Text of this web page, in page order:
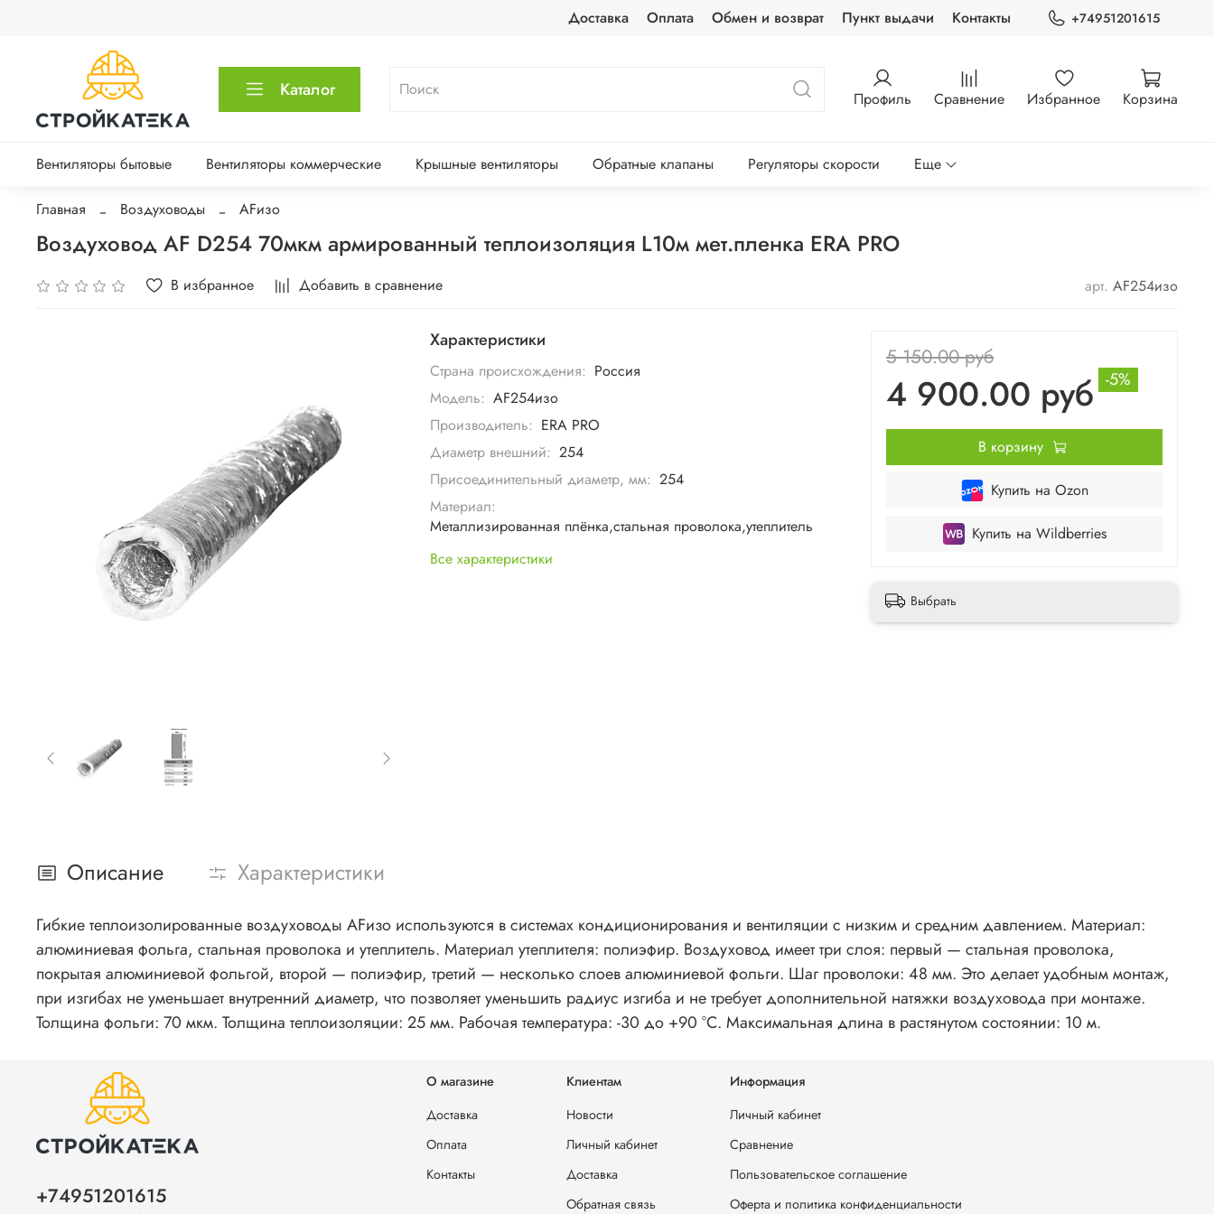
Доставка Оплата Обмен и возврат Пункт выдачи Контакты +74951201615
Каталог Профиль Сравнение Избранное Корзина
Вентиляторы бытовые Вентиляторы коммерческие Крышные вентиляторы Обратные клапаны Регуляторы скорости Еще
Главная Воздуховоды AFизо
Воздуховод AF D254 70мкм армированный теплоизоляция L10м мет.пленка ERA PRO
В избранное Добавить в сравнение арт. AF254изо
Характеристики
Страна происхождения: Россия
Модель: AF254изо
Производитель: ERA PRO
Диаметр внешний: 254
Присоединительный диаметр, мм: 254
Материал:
Металлизированная плёнка,стальная проволока,утеплитель
Все характеристики
5 150.00 руб
4 900.00 руб -5%
В корзину
Купить на Ozon
Купить на Wildberries
Выбрать
Описание Характеристики
Гибкие теплоизолированные воздуховоды AFизо используются в системах кондиционирования и вентиляции с низким и средним давлением. Материал:
алюминиевая фольга, стальная проволока и утеплитель. Материал утеплителя: полиэфир. Воздуховод имеет три слоя: первый — стальная проволока,
покрытая алюминиевой фольгой, второй — полиэфир, третий — несколько слоев алюминиевой фольги. Шаг проволоки: 48 мм. Это делает удобным монтаж,
при изгибах не уменьшает внутренний диаметр, что позволяет уменьшить радиус изгиба и не требует дополнительной натяжки воздуховода при монтаже.
Толщина фольги: 70 мкм. Толщина теплоизоляции: 25 мм. Рабочая температура: -30 до +90 °С. Максимальная длина в растянутом состоянии: 10 м.
О магазине
Доставка
Оплата
Контакты
Клиентам
Новости
Личный кабинет
Доставка
Обратная связь
Информация
Личный кабинет
Сравнение
Пользовательское соглашение
Оферта и политика конфиденциальности
+74951201615